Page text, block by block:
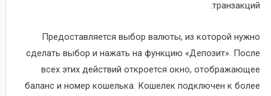
транзакций.
Предоставляется выбор валюты, из которой нужно
сделать выбор и нажать на функцию «Депозит». После
всех этих действий откроется окно, отображающее
баланс и номер кошелька. Кошелек подключен к более